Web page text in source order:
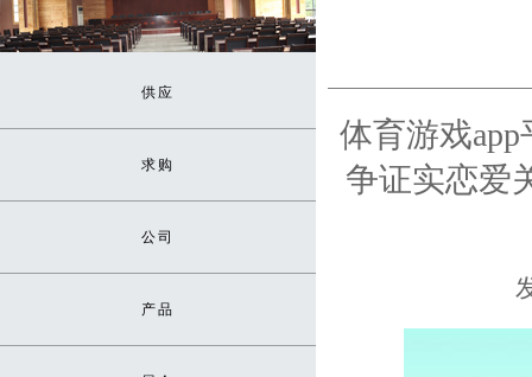
供应
求购
公司
产品
体育游戏
争证实恋爱